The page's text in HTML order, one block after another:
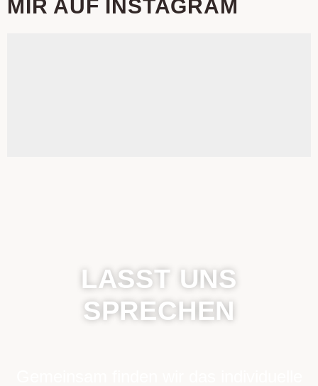
MIR AUF INSTAGRAM
LASST UNS
SPRECHEN